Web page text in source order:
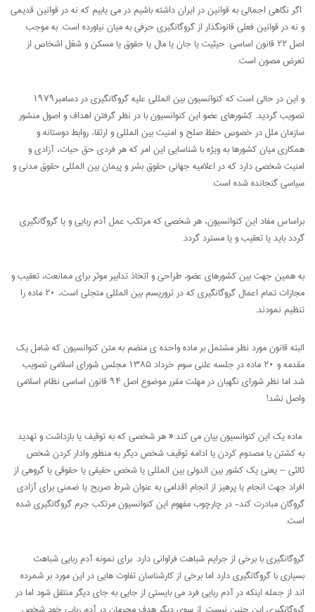
اگر نگاهی اجمالی به قوانین در ایران داشته باشیم در می یابیم که نه در قوانین قدیمی
و نه در قوانین فعلی قانونگذار از گروگانگیری حرفی به میان نیاورده است. به موجب
اصل ۲۲ قانون اساسی: حیثیت یا جان یا مال یا حقوق یا مسکن و شغل اشخاص از
تعرض مصون است.
و این در حالی است که کنوانسیون بین المللی علیه گروگانگیری در دسامبر۱۹۷۹
تصویب گردید. کشورهای عضو این کنوانسیون با در نظر گرفتن اهداف و اصول منشور
سازمان ملل در خصوص حفظ صلح و امنیت بین المللی و ارتقاء روابط دوستانه و
همکاری میان کشورها به ویژه با شناسایی این امر که هر فردی حق حیات، آزادی و
امنیت شخصی دارد که در اعلامیه جهانی حقوق بشر و پیمان بین المللی حقوق مدنی و
سیاسی گنجانده شده است.
براساس مفاد این کنوانسیون، هر شخصی که مرتکب عمل آدم ربایی و یا گروگانگیری
گردد باید یا تعقیب و یا مسترد گردد.
به همین جهت بین کشورهای عضو، طراحی و اتخاذ تدابیر موثر برای ممانعت، تعقیب و
مجازات تمام اعمال گروگانگیری که در تروریسم بین المللی متجلی است، ۲۰ ماده را
تنظیم نمودند.
البته قانون مورد نظر مشتمل بر ماده واحده ی منضم به متن کنوانسیون که شامل یک
مقدمه و ۲۰ ماده در جلسه علنی سوم خرداد ۱۳۸۵ مجلس شورای اسلامی تصویب
شد اما نظر شورای نگهبان در مهلت مقرر موضوع اصل ۹۴ قانون اساسی نظام اسلامی
واصل نشد!
ماده یک این کنوانسیون بیان می کند:« هر شخصی که به توقیف یا بازداشت و تهدید
به کشتن یا مصدوم کردن یا ادامه توقیف شخص دیگر به منظور وادار کردن شخص
ثالثی – یعنی یک کشور بین الدولی بین المللی یا شخص حقیقی یا حقوقی یا گروهی از
افراد جهت انجام یا پرهیز از انجام اقدامی به عنوان شرط صریح یا ضمنی برای آزادی
گروگان مبادرت کند- در چارچوب مفهوم این کنوانسیون مرتکب جرم گروگانگیری شده
است.
گروگانگیری با برخی از جرایم شباهت فراوانی دارد. برای نمونه آدم ربایی شباهت
بسیاری با گروگانگیری دارد اما برخی از کارشناسان تفاوت هایی در این مورد بر شمرده
اند از جمله اینکه در آدم ربایی فرد می بایستی از جایی به جای دیگر منتقل شود اما در